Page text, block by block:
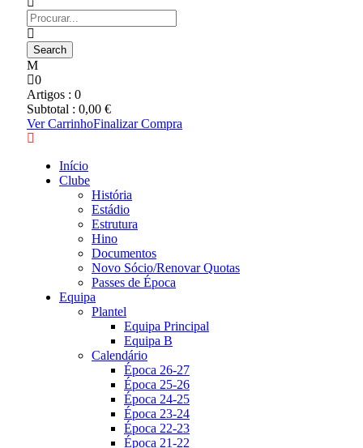
0
Artigos : 0
Subtotal : 0,00 €
Ver CarrinhoFinalizar Compra
Início
Clube
História
Estádio
Estrutura
Hino
Documentos
Novo Sócio/Renovar Quotas
Passes de Época
Equipa
Plantel
Equipa Principal
Equipa B
Calendário
Época 26-27
Época 25-26
Época 24-25
Época 23-24
Época 22-23
Época 21-22